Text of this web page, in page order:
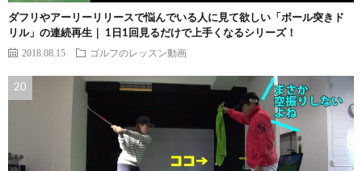
ダフリやアーリーリリースで悩んでいる人に見て欲しい「ボール突きド
リル」の連続再生｜ 1日1回見るだけで上手くなるシリーズ！
2018.08.15 ゴルフのレッスン動画